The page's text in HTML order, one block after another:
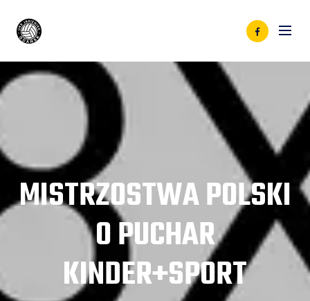
MISTRZOSTWA POLSKI
O PUCHAR
KINDER+SPORT